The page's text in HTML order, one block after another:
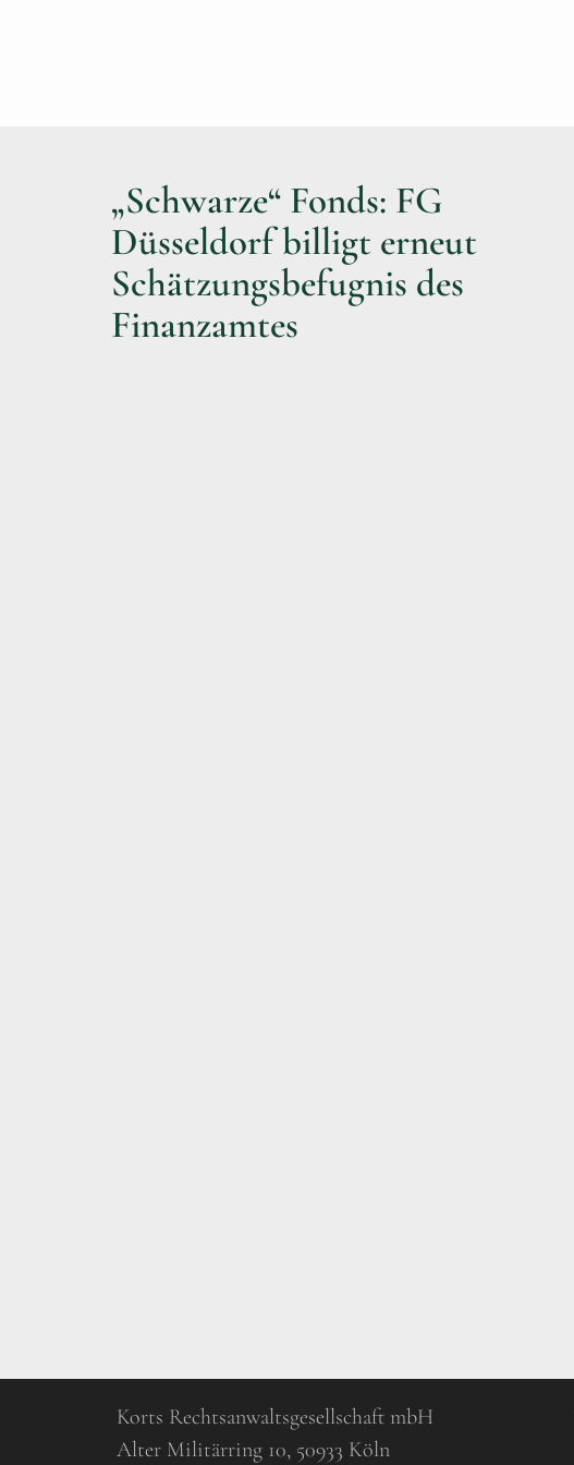
„Schwarze“ Fonds: FG
Düsseldorf billigt erneut
Schätzungsbefugnis des
Finanzamtes
Korts Rechtsanwaltsgesellschaft mbH
Alter Militärring 10, 50933 Köln